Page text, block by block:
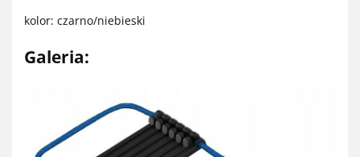
kolor: czarno/niebieski
Galeria: